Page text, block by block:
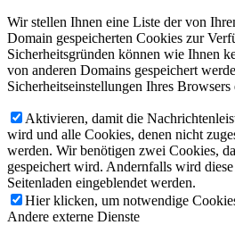
Wir stellen Ihnen eine Liste der von
Domain gespeicherten Cookies zur
Sicherheitsgründen können wie Ihnen
von anderen Domains gespeichert
Sicherheitseinstellungen Ihres Browsers
Aktivieren, damit die
wird und alle Cookies, denen nicht
werden. Wir benötigen zwei Cookies,
gespeichert wird. Andernfalls wird
Seitenladen eingeblendet werden.
Hier klicken, um notwendige
Andere externe Dienste